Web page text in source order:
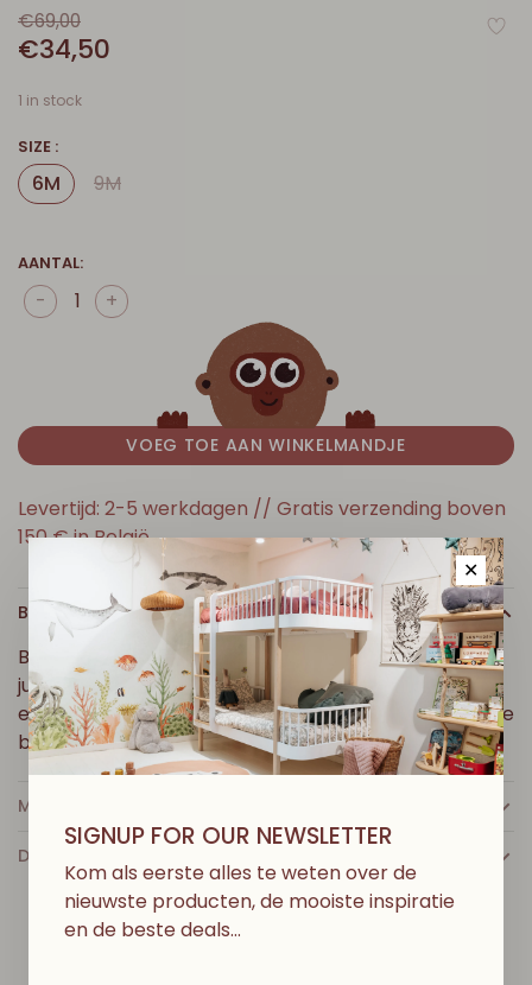
€69,00
€34,50
1 in stock
SIZE :
6M 9M
AANTAL:
+
-
VOEG TOE AAN WINKELMANDJE
Levertijd: 2-5 werkdagen // Gratis verzending boven
150 € in België
BESCHRIJVING
Babyblouse van geruit dubbel gaas met een geruit
juk en ruches. Het heeft een opening op de rug met
een knoopsluiting. Perfect om te combineren met de
bijpassende bloomer.
MEER INFO
DETAILS
✕
SIGNUP FOR OUR NEWSLETTER
Kom als eerste alles te weten over de
nieuwste producten, de mooiste inspiratie
en de beste deals…